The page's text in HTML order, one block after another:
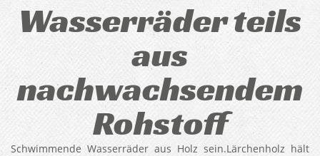
Wasserräder teils
aus
nachwachsendem
Rohstoff
Schwimmende Wasserräder aus Holz sein.Lärchenholz hält